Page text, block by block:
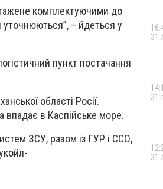
комплектуючими до
уточнюються”, – йдеться у
пункт постачання
області Росії.
впадає в Каспійське море.
ЗСУ, разом із ГУР і ССО,
31
31
31